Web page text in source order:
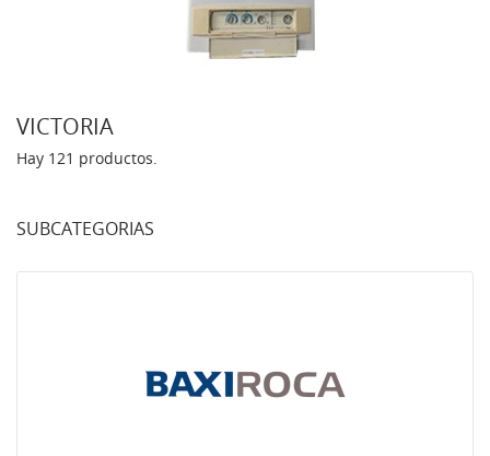
VICTORIA
Hay 121 productos.
SUBCATEGORIAS